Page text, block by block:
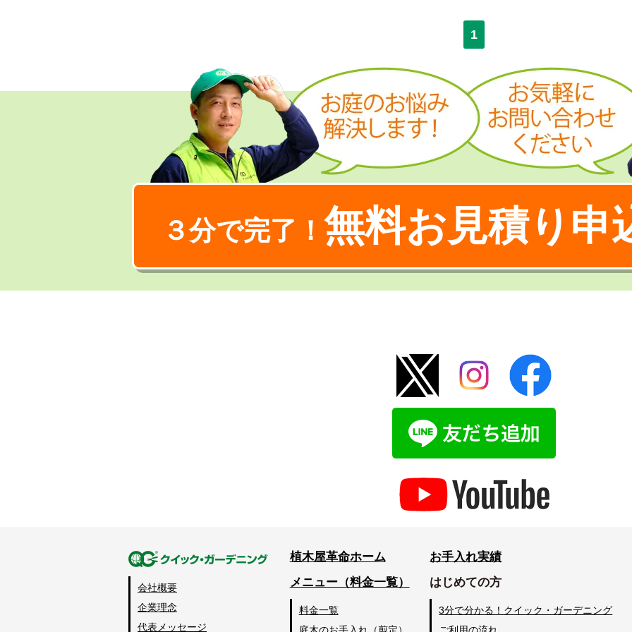
1
３分で完了！ 無料お見積り申
会社概要
企業理念
代表メッセージ
植木屋革命ホーム
メニュー（料金一覧）
料金一覧
お手入れ実績
はじめての方
3分で分かる！クイック・ガーデニング